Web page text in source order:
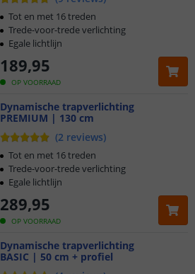
OP VOORRAAD
189,95
Tot en met 16 treden
Trede-voor-trede verlichting
Egale lichtlijn
Dynamische trapverlichting
PREMIUM | 130 cm
(2 reviews)
OP VOORRAAD
289,95
Tot en met 16 treden
Trede-voor-trede verlichting
Egale lichtlijn
Dynamische trapverlichting
BASIC | 50 cm + profiel